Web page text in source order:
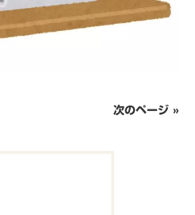
次のページ »